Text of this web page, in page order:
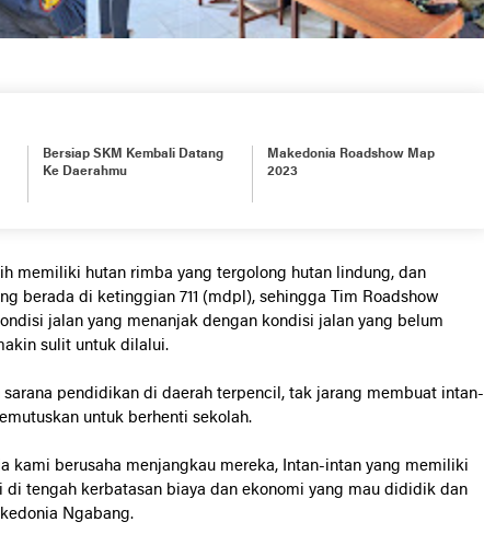
Bersiap SKM Kembali Datang
Ke Daerahmu
Makedonia Roadshow Map
2023
memiliki hutan rimba yang tergolong hutan lindung, dan
berada di ketinggian 711 (mdpl), sehingga Tim Roadshow
jalan yang menanjak dengan kondisi jalan yang belum
sulit untuk dilalui.
sarana pendidikan di daerah terpencil, tak jarang membuat intan-
untuk berhenti sekolah.
kami berusaha menjangkau mereka, Intan-intan yang memiliki
tengah kerbatasan biaya dan ekonomi yang mau dididik dan
Ngabang.